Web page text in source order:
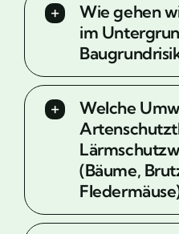
Wie gehen
im
Welche
(Bäume,